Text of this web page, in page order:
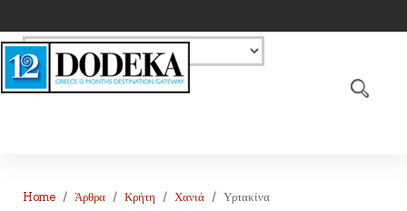
Home Άρθρα Κρήτη Χανιά Υρτακίνα